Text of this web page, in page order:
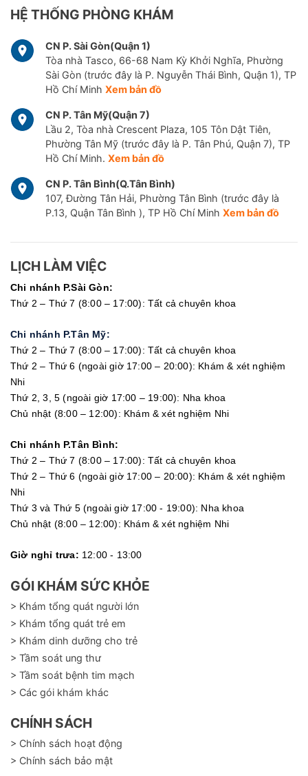
HỆ THỐNG PHÒNG KHÁM
CN P. Sài Gòn(Quận 1)
Tòa nhà Tasco, 66-68 Nam Kỳ Khởi Nghĩa, Phường
Sài Gòn (trước đây là P. Nguyễn Thái Bình, Quận 1), TP
Hồ Chí Minh Xem bản đồ
CN P. Tân Mỹ(Quận 7)
Lầu 2, Tòa nhà Crescent Plaza, 105 Tôn Dật Tiên,
Phường Tân Mỹ (trước đây là P. Tân Phú, Quận 7), TP
Hồ Chí Minh. Xem bản đồ
CN P. Tân Bình(Q.Tân Bình)
107, Đường Tân Hải, Phường Tân Bình (trước đây là
P.13, Quận Tân Bình ), TP Hồ Chí Minh Xem bản đồ
LỊCH LÀM VIỆC
Chi nhánh P.Sài Gòn:
Thứ 2 – Thứ 7 (8:00 – 17:00): Tất cả chuyên khoa
Chi nhánh P.Tân Mỹ:
Thứ 2 – Thứ 7 (8:00 – 17:00): Tất cả chuyên khoa
Thứ 2 – Thứ 6 (ngoài giờ 17:00 – 20:00): Khám & xét nghiệm
Nhi
Thứ 2, 3, 5 (ngoài giờ 17:00 – 19:00): Nha khoa
Chủ nhật (8:00 – 12:00): Khám & xét nghiệm Nhi
Chi nhánh P.Tân Bình:
Thứ 2 – Thứ 7 (8:00 – 17:00): Tất cả chuyên khoa
Thứ 2 – Thứ 6 (ngoài giờ 17:00 – 20:00): Khám & xét nghiệm
Nhi
Thứ 3 và Thứ 5 (ngoài giờ 17:00 - 19:00): Nha khoa
Chủ nhật (8:00 – 12:00): Khám & xét nghiệm Nhi
Giờ nghỉ trưa: 12:00 - 13:00
GÓI KHÁM SỨC KHỎE
> Khám tổng quát người lớn
> Khám tổng quát trẻ em
> Khám dinh dưỡng cho trẻ
> Tầm soát ung thư
> Tầm soát bệnh tim mạch
> Các gói khám khác
CHÍNH SÁCH
> Chính sách hoạt động
> Chính sách bảo mật